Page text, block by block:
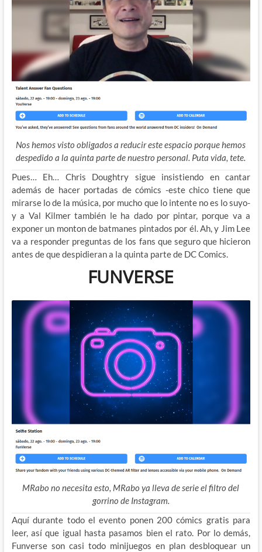
Nos hemos visto obligados a reducir este espacio porque hemos
despedido a la quinta parte de nuestro personal. Puta vida, tete.
Pues… Eh… Chris Doughtry sigue insistiendo en cantar
además de hacer portadas de cómics -este chico tiene que
mirarse lo de la música, por mucho que lo intente no es lo suyo-
y a Val Kilmer también le ha dado por pintar, porque va a
exponer un monton de batmanes pintados por él. Ah, y Jim Lee
va a responder preguntas de los fans que seguro que hicieron
antes de que despidieran a la quinta parte de DC Comics.
FUNVERSE
MRabo no necesita esto, MRabo ya lleva de serie el filtro del
gorrino de Instagram.
Aquí durante todo el evento ponen 200 cómics gratis para
leer, así que igual hasta pasamos bien el rato. Por lo demás,
Funverse son casi todo minijuegos en plan desbloquear un